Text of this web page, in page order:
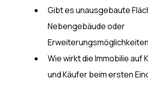
Gibt es unausgebaute
Nebengebäude oder
Wie wirkt die Immobilie auf
und Käufer beim ersten